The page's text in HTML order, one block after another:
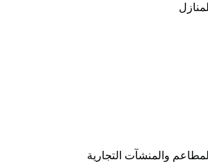
والمنشآت التجارية